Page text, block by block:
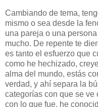
Cambiando de tema,
mismo o sea desde la
una pareja o una
mucho. De repente te
es tanto el esfuerzo que
como he hechizado,
alma del mundo, estás
verdad, y ahí separa la
categorías con que se ve
con lo que fue, he